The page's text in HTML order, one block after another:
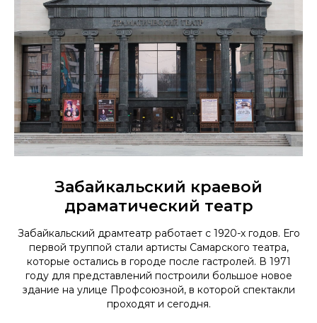
Забайкальский краевой
драматический театр
Забайкальский драмтеатр работает с 1920-х годов. Его
первой труппой стали артисты Самарского театра,
которые остались в городе после гастролей. В 1971
году для представлений построили большое новое
здание на улице Профсоюзной, в которой спектакли
проходят и сегодня.